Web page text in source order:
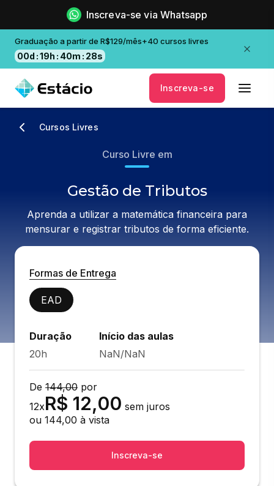
Inscreva-se via Whatsapp
Graduação a partir de R$129/mês+40 cursos livres
00d :19h : 40m : 28s
Inscreva-se
Cursos Livres
Curso Livre em
Gestão de Tributos
Aprenda a utilizar a matemática financeira para
mensurar e registrar tributos de forma eficiente.
Formas de Entrega
EAD
Duração
20h
Início das aulas
NaN/NaN
De 144,00 por
12xR$ 12,00 sem juros
ou 144,00 à vista
Inscreva-se